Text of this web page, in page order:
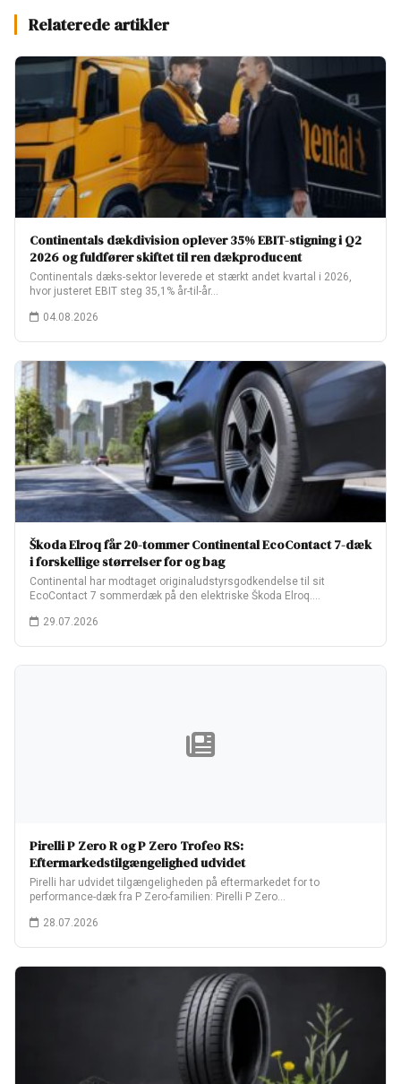
Relaterede artikler
Continentals dækdivision oplever 35% EBIT-stigning i Q2
2026 og fuldfører skiftet til ren dækproducent
Continentals dæks-sektor leverede et stærkt andet kvartal i 2026,
hvor justeret EBIT steg 35,1% år-til-år…
04.08.2026
Škoda Elroq får 20-tommer Continental EcoContact 7-dæk
i forskellige størrelser for og bag
Continental har modtaget originaludstyrsgodkendelse til sit
EcoContact 7 sommerdæk på den elektriske Škoda Elroq.
29.07.2026
Pirelli P Zero R og P Zero Trofeo RS:
Eftermarkedstilgængelighed udvidet
Pirelli har udvidet tilgængeligheden på eftermarkedet for to
performance-dæk fra P Zero-familien: Pirelli P Zero…
28.07.2026